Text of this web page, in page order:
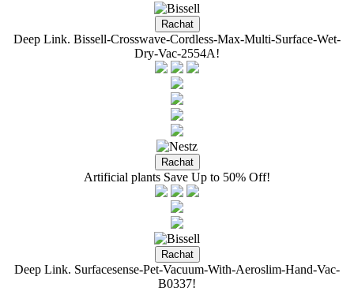
Deep Link. Bissell-Crosswave-Cordless-Max-Multi-Surface-Wet-
Dry-Vac-2554A!
Artificial plants Save Up to 50% Off!
Deep Link. Surfacesense-Pet-Vacuum-With-Aeroslim-Hand-Vac-
B0337!